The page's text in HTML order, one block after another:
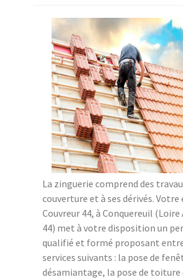
La zinguerie comprend des
couverture et à ses dérivés.
Couvreur 44, à Conquereuil
44) met à votre disposition un
qualifié et formé proposant
services suivants : la pose de
désamiantage, la pose de toiture